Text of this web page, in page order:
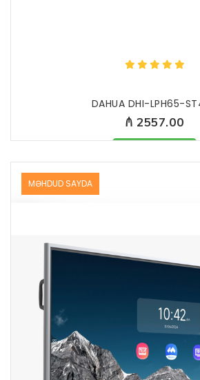
DAHUA DHI-LPH65-
₼ 2557.00
Məhsul mövcuddur
MƏHDUD SAYDA